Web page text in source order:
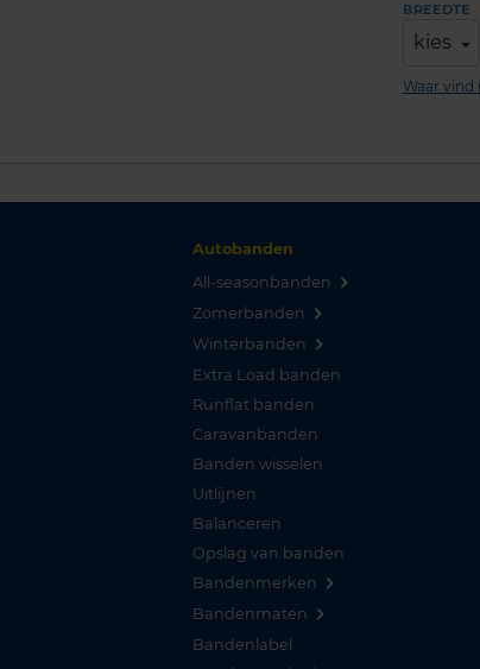
BREEDTE
kies
Waar vind
Autobanden
All-seasonbanden
Zomerbanden
Winterbanden
Extra Load banden
Runflat banden
Caravanbanden
Banden wisselen
Uitlijnen
Balanceren
Opslag van banden
Bandenmerken
Bandenmaten
Bandenlabel